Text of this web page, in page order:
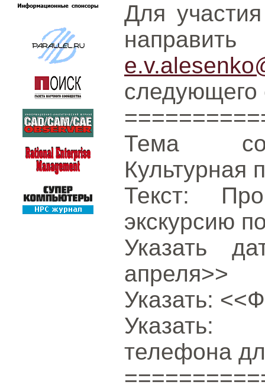
Для
следующего
Тема
Культурная
Текст:
экскурсию
Указать
апреля>>
Указать:
Указать:
телефона